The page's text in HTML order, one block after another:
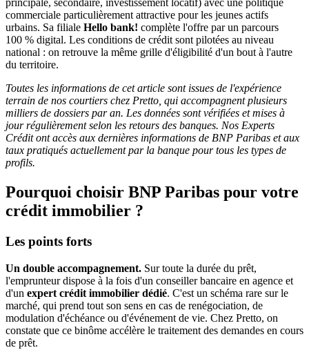
principale, secondaire, investissement locatif) avec une politique
commerciale particulièrement attractive pour les jeunes actifs
urbains. Sa filiale Hello bank! complète l'offre par un parcours
100 % digital. Les conditions de crédit sont pilotées au niveau
national : on retrouve la même grille d'éligibilité d'un bout à l'autre
du territoire.
Toutes les informations de cet article sont issues de l'expérience
terrain de nos courtiers chez Pretto, qui accompagnent plusieurs
milliers de dossiers par an. Les données sont vérifiées et mises à
jour régulièrement selon les retours des banques. Nos Experts
Crédit ont accès aux dernières informations de BNP Paribas et aux
taux pratiqués actuellement par la banque pour tous les types de
profils.
Pourquoi choisir BNP Paribas pour votre
crédit immobilier ?
Les points forts
Un double accompagnement. Sur toute la durée du prêt,
l'emprunteur dispose à la fois d'un conseiller bancaire en agence et
d'un expert crédit immobilier dédié. C'est un schéma rare sur le
marché, qui prend tout son sens en cas de renégociation, de
modulation d'échéance ou d'événement de vie. Chez Pretto, on
constate que ce binôme accélère le traitement des demandes en cours
de prêt.